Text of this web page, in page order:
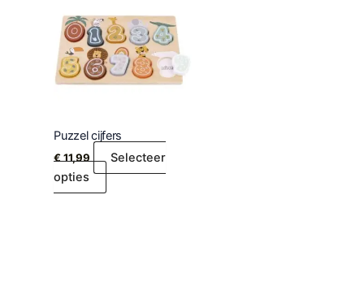
Puzzel cijfers
€11,99
Selecteer
opties